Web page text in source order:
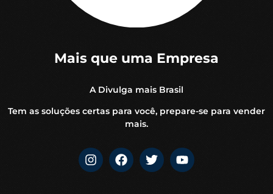
Mais que uma Empresa
A Divulga mais Brasil
Tem as soluções certas para você, prepare-se para vender
mais.